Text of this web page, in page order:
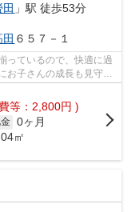
田 」駅 徒歩53分
田 ６５７－１
っているので、快適に過
お子さんの成長も見守っ
等：2,800円 )
0ヶ月
㎡